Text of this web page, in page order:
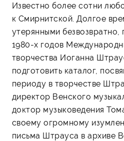
Известно более сотни
к Смирнитской. Долгое
утерянными безвозвратно,
1980-х годов
творчества Иоганна
подготовить каталог,
периоду в творчестве
директор Венского
доктор музыковедения
своему огромному
письма Штрауса в архиве